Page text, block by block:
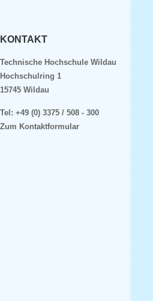
KONTAKT
Technische Hochschule Wildau
Hochschulring 1
15745 Wildau
Tel: +49 (0) 3375 / 508 - 300
Zum Kontaktformular